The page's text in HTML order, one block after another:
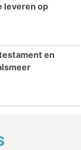
leveren op
en